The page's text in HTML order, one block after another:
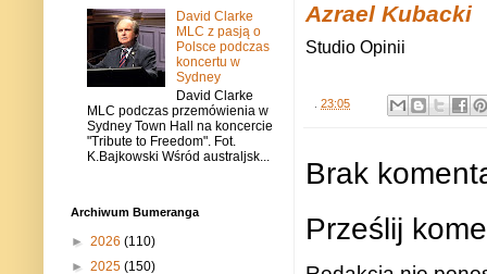
Azrael Kubacki
Studio Opinii
. 23:05
Brak
Prześlij
David Clarke
MLC z pasją o
Polsce podczas
koncertu w
Sydney
David Clarke
MLC podczas przemówienia w
Sydney Town Hall na koncercie
"Tribute to Freedom". Fot.
K.Bajkowski Wśród australjsk...
Archiwum Bumeranga
► 2026 (110)
► 2025 (150)